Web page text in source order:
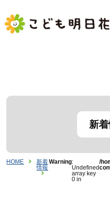
新
HOME
新着
情報
Warning:
Undefined
array key
0 in
/